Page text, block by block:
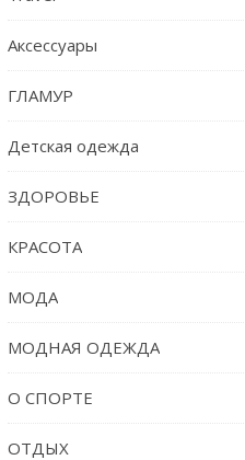
Аксессуары
ГЛАМУР
Детская одежда
ЗДОРОВЬЕ
КРАСОТА
МОДА
МОДНАЯ ОДЕЖДА
О СПОРТЕ
ОТДЫХ